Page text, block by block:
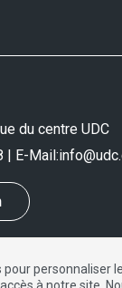
du centre UDC
| E-Mail:
pour